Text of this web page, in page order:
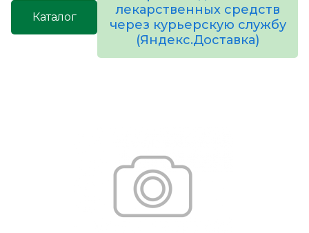
Каталог
лекарственных средств
через курьерскую службу
(Яндекс.Доставка)